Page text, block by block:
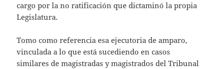
cargo por la no ratificación que dictaminó la propia
Legislatura.
Tomo como referencia esa ejecutoria de amparo,
vinculada a lo que está sucediendo en casos
similares de magistradas y magistrados del Tribunal